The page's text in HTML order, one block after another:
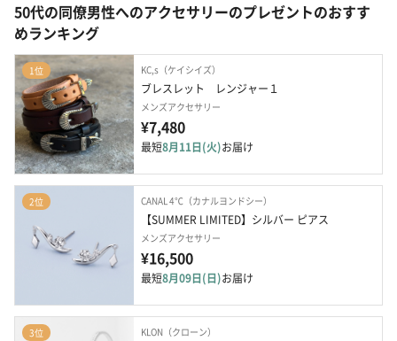
50代の同僚男性へのアクセサリーのプレゼントのおすす
めランキング
1位 KC,s（ケイシイズ）
ブレスレット　レンジャー１
メンズアクセサリー
¥7,480
最短8月11日(火)お届け
2位 CANAL 4℃（カナルヨンドシー）
【SUMMER LIMITED】シルバー ピアス
メンズアクセサリー
¥16,500
最短8月09日(日)お届け
3位 KLON（クローン）